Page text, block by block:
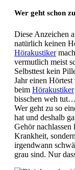
Wer geht schon
Diese Anzeichen
natürlich keinen
Hörakustiker
vermutlich meist
Selbsttest kein
Jahr einen
beim Hörakustiker
bisschen weh
Wer geht zu so
hat und deshalb
Gehör
Krankheit,
irgendwann
grau sind. Nur